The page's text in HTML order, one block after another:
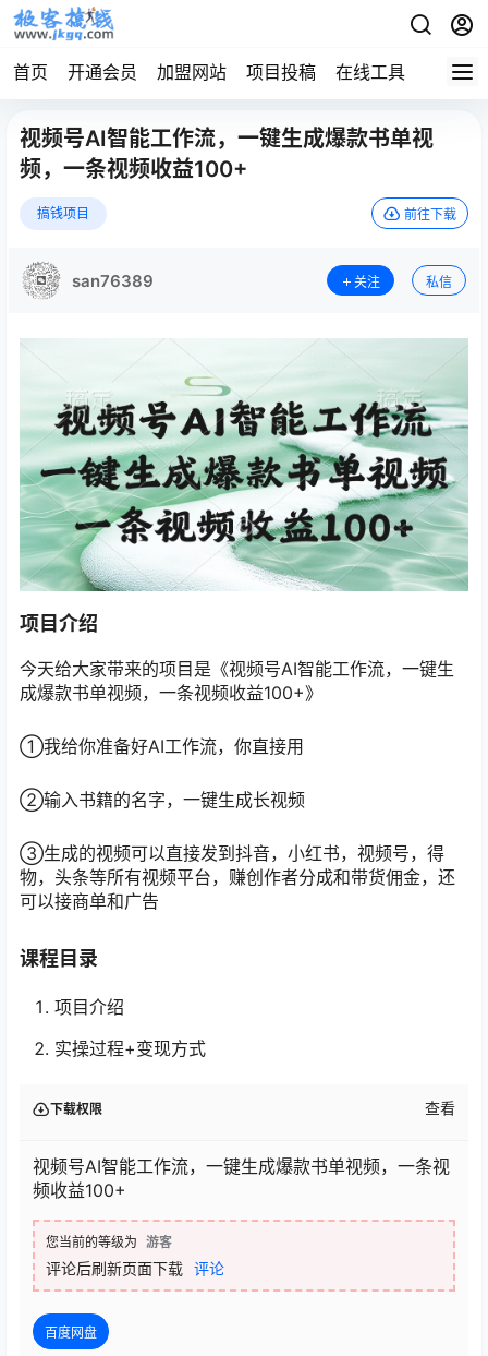
首页 开通会员 加盟网站 项目投稿 在线工具 地址发
视频号AI智能工作流，一键生成爆款书单视
频，一条视频收益100+
搞钱项目 前往下载
san76389 关注 私信
项目介绍
今天给大家带来的项目是《视频号AI智能工作流，一键生
成爆款书单视频，一条视频收益100+》
①我给你准备好AI工作流，你直接用
②输入书籍的名字，一键生成长视频
③生成的视频可以直接发到抖音，小红书，视频号，得
物，头条等所有视频平台，赚创作者分成和带货佣金，还
可以接商单和广告
课程目录
项目介绍
实操过程+变现方式
下载权限 查看
视频号AI智能工作流，一键生成爆款书单视频，一条视
频收益100+
您当前的等级为 游客
评论后刷新页面下载 评论
百度网盘